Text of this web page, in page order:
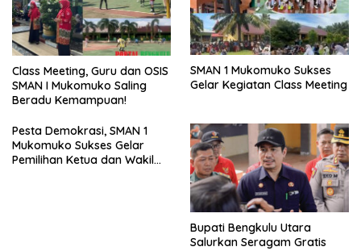
Class Meeting, Guru dan OSIS
SMAN I Mukomuko Saling
Beradu Kemampuan!
SMAN 1 Mukomuko Sukses
Gelar Kegiatan Class Meeting
Pesta Demokrasi, SMAN 1
Mukomuko Sukses Gelar
Pemilihan Ketua dan Wakil
Bupati Bengkulu Utara
Salurkan Seragam Gratis